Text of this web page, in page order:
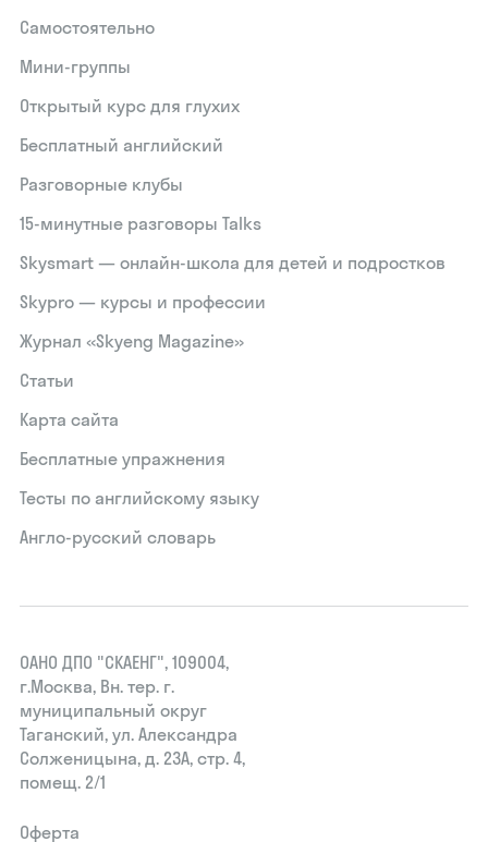
Самостоятельно
Мини-группы
Открытый курс для глухих
Бесплатный английский
Разговорные клубы
15‑минутные разговоры Talks
Skysmart — онлайн-школа для детей и подростков
Skypro — курсы и профессии
Журнал «Skyeng Magazine»
Статьи
Карта сайта
Бесплатные упражнения
Тесты по английскому языку
Англо-русский словарь
ОАНО ДПО "СКАЕНГ", 109004,
г.Москва, Вн. тер. г.
муниципальный округ
Таганский, ул. Александра
Солженицына, д. 23А, стр. 4,
помещ. 2/1
Оферта